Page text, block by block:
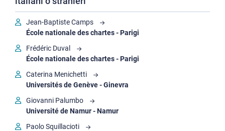
Jean-Baptiste Camps
École nationale des chartes - Parigi
Frédéric Duval
École nationale des chartes - Parigi
Caterina Menichetti
Universités de Genève - Ginevra
Giovanni Palumbo
Université de Namur - Namur
Paolo Squillacioti